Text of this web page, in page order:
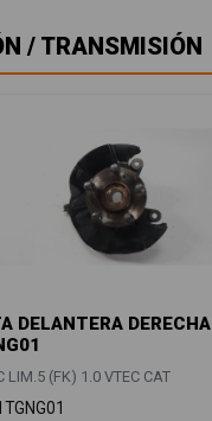
/ TRANSMISIÓN
DELANTERA DERECHA
LIM.5 (FK) 1.0 VTEC CAT